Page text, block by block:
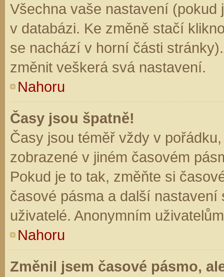
Všechna vaše nastavení (pokud
v databázi. Ke změně stačí
se nachází v horní části
změnit veškerá svá nastavení.
Nahoru
Časy jsou špatně!
Časy jsou téměř vždy v
zobrazené v jiném časovém
Pokud je to tak, změňte si
časové pásma a další
uživatelé. Anonymním
Nahoru
Změnil jsem časové pásmo,